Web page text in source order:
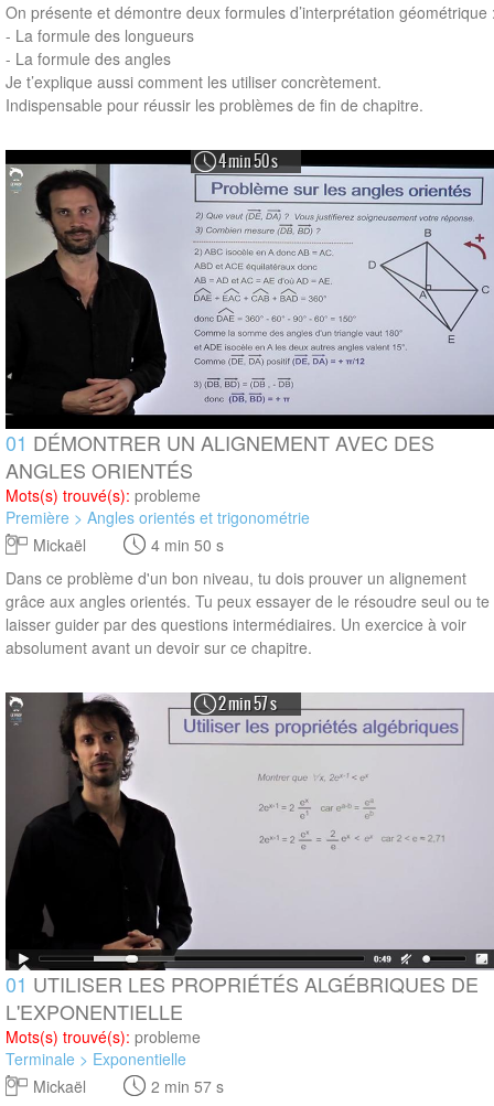
On présente et démontre deux formules d’interprétation géométrique
- La formule des longueurs
- La formule des angles
Je t’explique aussi comment les utiliser concrètement.
Indispensable pour réussir les problèmes de fin de chapitre.
4 min 50 s
01 DÉMONTRER UN ALIGNEMENT AVEC DES
ANGLES ORIENTÉS
Mots(s) trouvé(s): probleme
Première > Angles orientés et trigonométrie
Mickaël
4 min 50 s
Dans ce problème d'un bon niveau, tu dois prouver un alignement
grâce aux angles orientés. Tu peux essayer de le résoudre seul ou te
laisser guider par des questions intermédiaires. Un exercice à voir
absolument avant un devoir sur ce chapitre.
2 min 57 s
01 UTILISER LES PROPRIÉTÉS ALGÉBRIQUES DE
L'EXPONENTIELLE
Mots(s) trouvé(s): probleme
Terminale > Exponentielle
Mickaël
2 min 57 s